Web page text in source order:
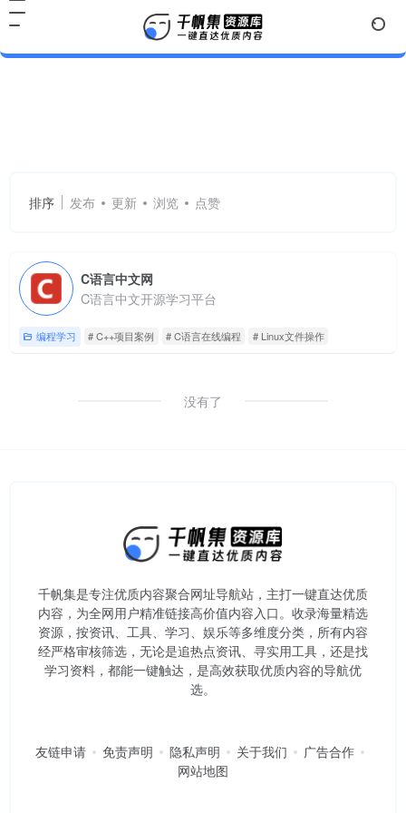
排序 发布 更新 浏览 点赞
C语言中文网
C语言中文开源学习平台
编程学习 # C++项目案例 # C语言在线编程 # Linux文件操作
没有了
千帆集是专注优质内容聚合网址导航站，主打一键直达优质
内容，为全网用户精准链接高价值内容入口。​收录海量精选
资源，按资讯、工具、学习、娱乐等多维度分类，所有内容
经严格审核筛选，无论是追热点资讯、寻实用工具，还是找
学习资料，都能一键触达，是高效获取优质内容的导航优
选。
友链申请 免责声明 隐私声明 关于我们
广告合作
网站地图